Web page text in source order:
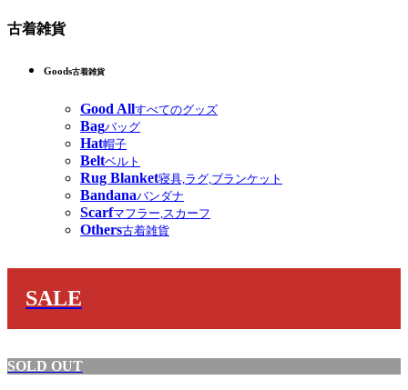
古着雑貨
Goods古着雑貨
Good Allすべてのグッズ
Bagバッグ
Hat帽子
Beltベルト
Rug Blanket寝具,ラグ,ブランケット
Bandanaバンダナ
Scarfマフラー,スカーフ
Others古着雑貨
SALE
SOLD OUT